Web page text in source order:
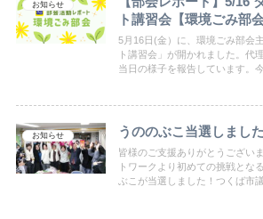
お知らせ
ト講習会【環境ごみ部会
5月16日(金）に、環境ごみ部会
ト講習会」が開かれました。代
当日の様子を報告しています。
お知らせ うののぶこ当選しました
皆様のご支援ありがとうござい
トワークより初めての挑戦とな
ぶこが当選しました！つくば市